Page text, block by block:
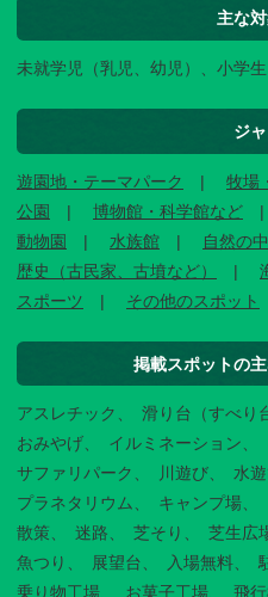
主な
未就学児（乳児、幼児）、小学
ジ
遊園地・テーマパーク 牧場
公園
博物館・科学館など
動物園
水族館 自然の
歴史（古民家、古墳など）
スポーツ
その他のスポット
掲載スポットの
アスレチック 滑り台（すべり
おみやげ
イルミネーション
サファリパーク
川遊び 水
プラネタリウム
キャンプ場
散策
迷路 芝そり 芝生広
魚つり
展望台 入場無料
乗り物工場
お菓子工場 飛